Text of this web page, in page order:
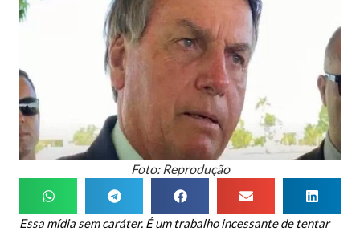
Foto: Reprodução
Essa mídia sem caráter. É um trabalho incessante de tentar